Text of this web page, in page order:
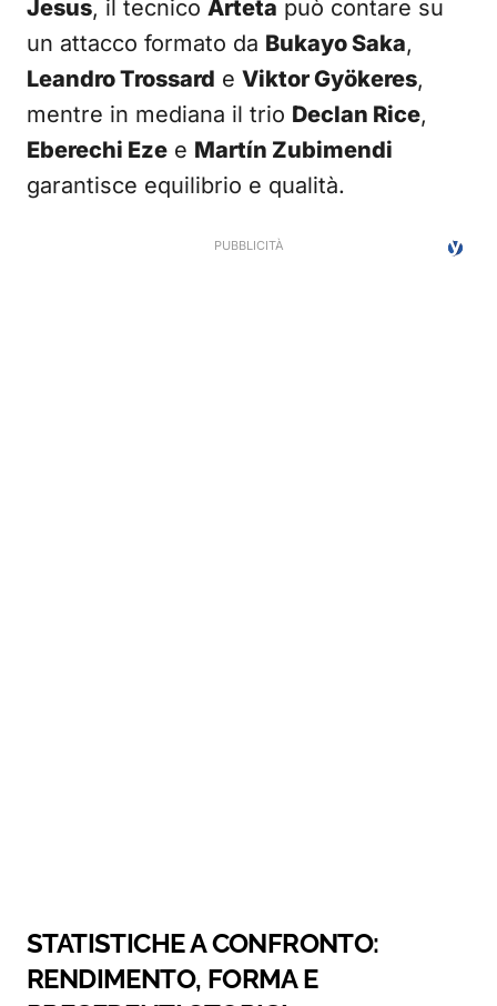
Jesus, il tecnico Arteta può contare su
un attacco formato da Bukayo Saka,
Leandro Trossard e Viktor Gyökeres,
mentre in mediana il trio Declan Rice,
Eberechi Eze e Martín Zubimendi
garantisce equilibrio e qualità.
STATISTICHE A CONFRONTO:
RENDIMENTO, FORMA E